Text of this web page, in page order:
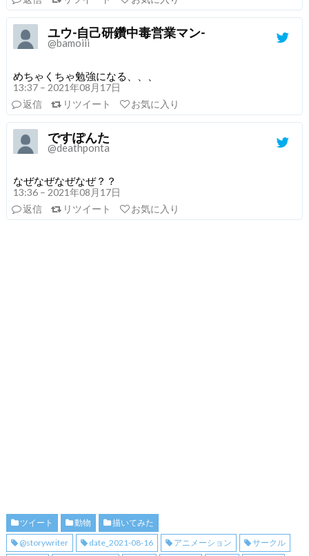
ユウ-自己研鑽中毒営業マン-
@bamoiii
めちゃくちゃ勉強になる、、、
13:37 – 2021年08月17日
返信
リツイート お気に入り
ですぽんた
@deathponta
なぜなぜなぜなぜ？？
13:36 – 2021年08月17日
返信
リツイート お気に入り
ツイート 動物
描いてみた
@storywriter
date_2021-08-16 アニメーション
サークル